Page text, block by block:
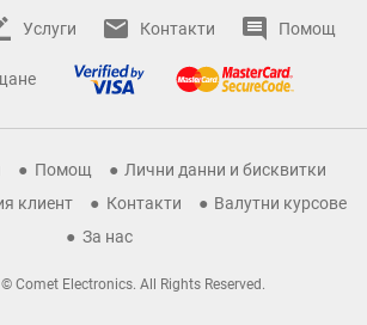
Услуги Контакти Помощ
Помощ
Лични данни и бисквитки
клиент
Контакти
Валутни курсове
За нас
Comet Electronics. All Rights Reserved.